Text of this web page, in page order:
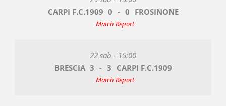
CARPI F.C.1909 0 - 0 FROSINONE
Match Report
22 sab - 15:00
BRESCIA 3 - 3 CARPI F.C.1909
Match Report